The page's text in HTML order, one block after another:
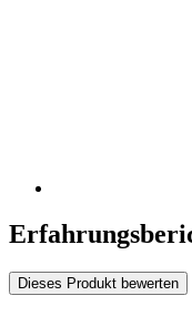
Dieses Produkt bewerten